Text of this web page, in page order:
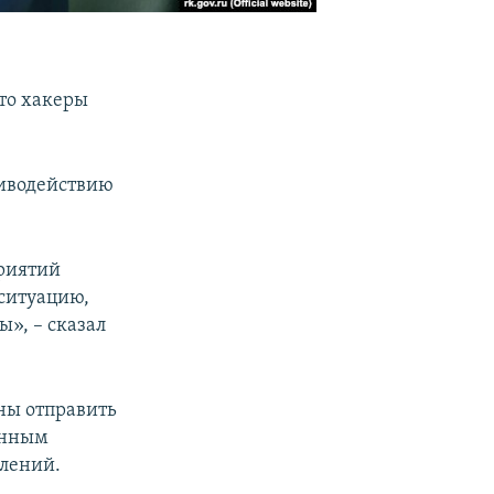
хакеры
– сказал
отправить